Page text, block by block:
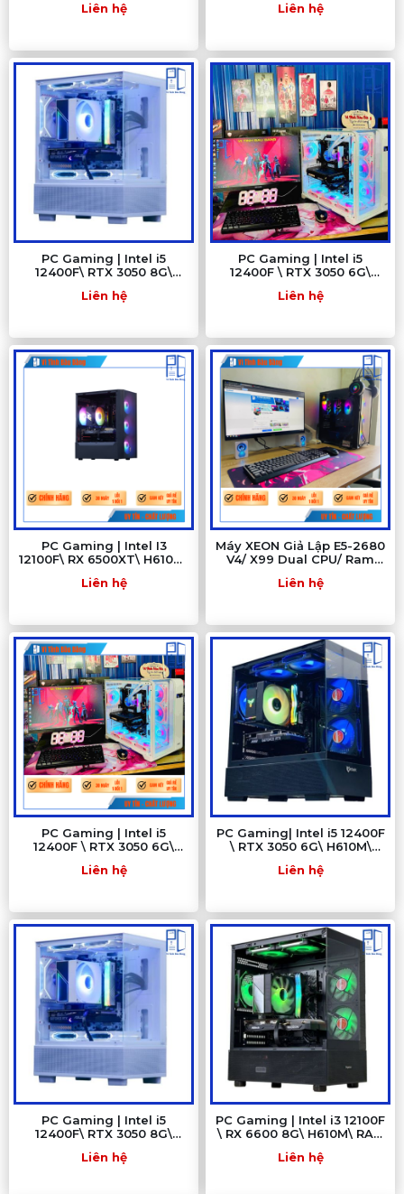
Liên hệ
512G
Liên hệ
PC Gaming | Intel i5
12400F\ RTX 3050 8G\
SSD 512GB
Liên hệ
PC Gaming | Intel i5
12400F \ RTX 3050 6G\
512GB - PC GAMING BÀU
Liên hệ
PC Gaming | Intel I3
12100F\ RX 6500XT\ H610M\
Liên hệ
Máy XEON Giả Lập E5-2680
V4/ X99 Dual CPU/ Ram
Nguồn 650W
Liên hệ
PC Gaming | Intel i5
12400F \ RTX 3050 6G\
512GB - PC GAMING BÀU
Liên hệ
PC Gaming| Intel i5 12400F
\ RTX 3050 6G\ H610M\
Liên hệ
PC Gaming | Intel i5
12400F\ RTX 3050 8G\
SSD 512GB
Liên hệ
PC Gaming | Intel i3 12100F
\ RX 6600 8G\ H610M\ RAM
Liên hệ